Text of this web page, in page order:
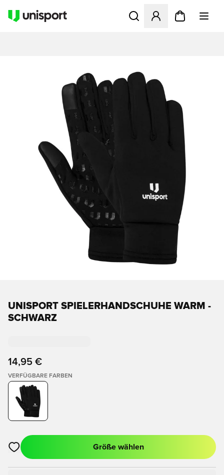
Öffnet ein neues Fenster
UNISPORT SPIELERHANDSCHUHE WARM -
SCHWARZ
14,95 €
VERFÜGBARE FARBEN
Öffnet ein neues Fenster zum Anmelden oder Registrieren
Größe wählen